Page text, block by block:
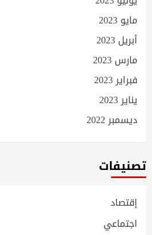
مايو 2023
أبريل 2023
مارس 2023
فبراير 2023
يناير 2023
ديسمبر 2022
تصنيفات
إقتصاد
اجتماعي